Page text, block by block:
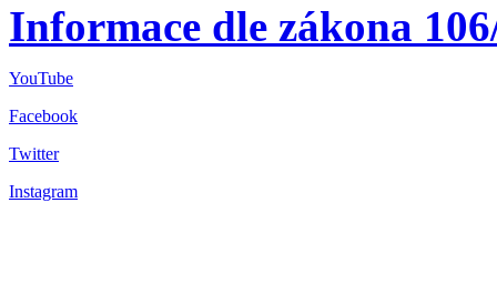
Informace dle zákona
YouTube
Facebook
Twitter
Instagram